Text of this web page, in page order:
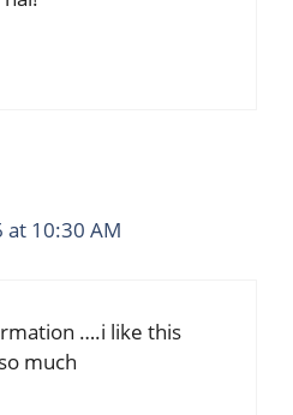
at 10:30 AM
….i like this
much